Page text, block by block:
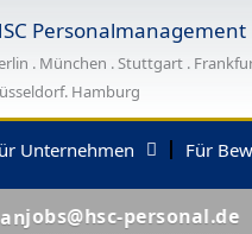
Personalmanagement
. München . Stuttgart .
Hamburg
Unternehmen Für
personal.de 📩